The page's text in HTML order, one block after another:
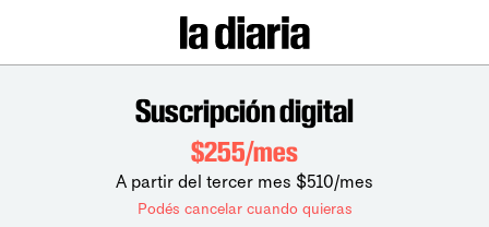
Suscripción digital
$255/mes
A partir del tercer mes $510/mes
Podés cancelar cuando quieras